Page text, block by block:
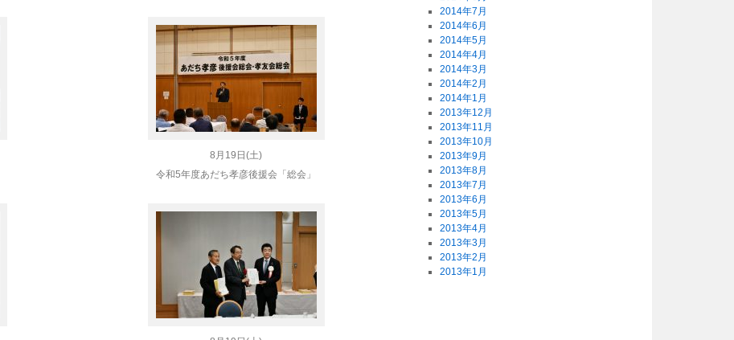
8月19日(土)
令和5年度あだち孝彦後援会「総会」
2014年7月
2014年6月
2014年5月
2014年4月
2014年3月
2014年2月
2014年1月
2013年12月
2013年11月
2013年10月
2013年9月
2013年8月
2013年7月
2013年6月
2013年5月
2013年4月
2013年3月
2013年2月
2013年1月